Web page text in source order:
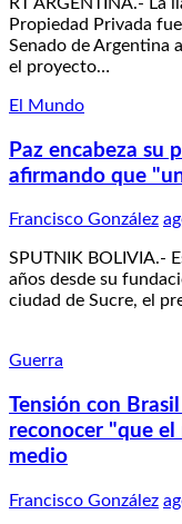
Propiedad Privada
Senado de Argentina
el proyecto…
El Mundo
Paz encabeza su
afirmando que
Francisco González
SPUTNIK BOLIVIA.-
años desde su
ciudad de Sucre, el
Guerra
Tensión con
reconocer "que el
medio
Francisco González